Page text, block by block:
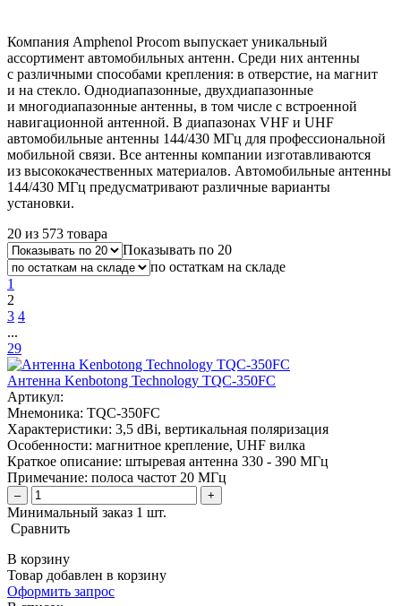
Компания Amphenol Procom выпускает уникальный
ассортимент автомобильных антенн. Среди них антенны
с различными способами крепления: в отверстие, на магнит
и на стекло. Однодиапазонные, двухдиапазонные
и многодиапазонные антенны, в том числе с встроенной
навигационной антенной. В диапазонах VHF и UHF
автомобильные антенны 144/430 МГц для профессиональной
мобильной связи. Все антенны компании изготавливаются
из высококачественных материалов. Автомобильные антенны
144/430 МГц предусматривают различные варианты
установки.
20 из 573 товара
Показывать по 20
по остаткам на складе
1
2
3 4
...
29
Антенна Kenbotong Technology TQC-350FC
Артикул:
Мнемоника: TQC-350FC
Характеристики: 3,5 dBi, вертикальная поляризация
Особенности: магнитное крепление, UHF вилка
Краткое описание: штыревая антенна 330 - 390 МГц
Примечание: полоса частот 20 МГц
– +
Минимальный заказ 1 шт.
Сравнить
В корзину
Товар добавлен в корзину
Оформить запрос